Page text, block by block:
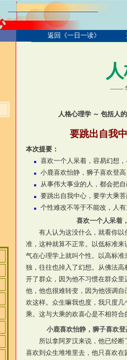
返回《一日一读》
——
人格心理学 ～ 包括人
要跳出自我中
本次提要：
■ 喜欢一个人呆着，容易幻想
■ 小鹿喜欢怡静，狮子喜欢登
■ 从事伟大事业的人，都会把
■ 要跳出自我中心，要学大乘
■ 个性难改不等于不能改，人
喜欢一个人呆着
有人认为这没什么，就看你
准，这种就算不正常。以低标准
气在心理学上就叫个性。以高标
独，往往也掉入了幻想。从佛法
开了群众，因为他不习惯在群众
他，他也很难转变，因为他强调
欢这样。众生嘛我也度，我只度
乘。这与大乘的欢喜心是不相符合
小鹿喜欢怡静，狮子喜欢
所以拿阿罗汉来说，他已经
喜欢到众生堆堆里去，他只喜欢